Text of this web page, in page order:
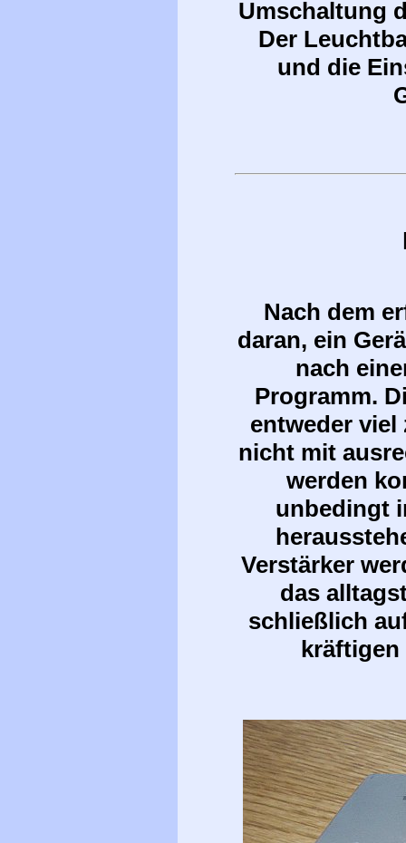
Umschaltung
Der
und die
Nach dem
daran, ein
nach
Programm.
entweder viel
nicht mit
werden
unbedingt
Verstärker
das
schließlich